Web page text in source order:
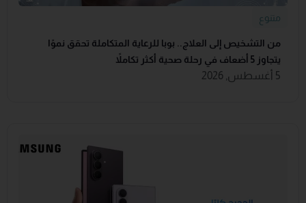
متنوع
من التشخيص إلى العلاج.. بوبا للرعاية المتكاملة تحقق نموًا
يتجاوز 5 أضعاف في رحلة صحية أكثر تكاملاً
5 أغسطس, 2026